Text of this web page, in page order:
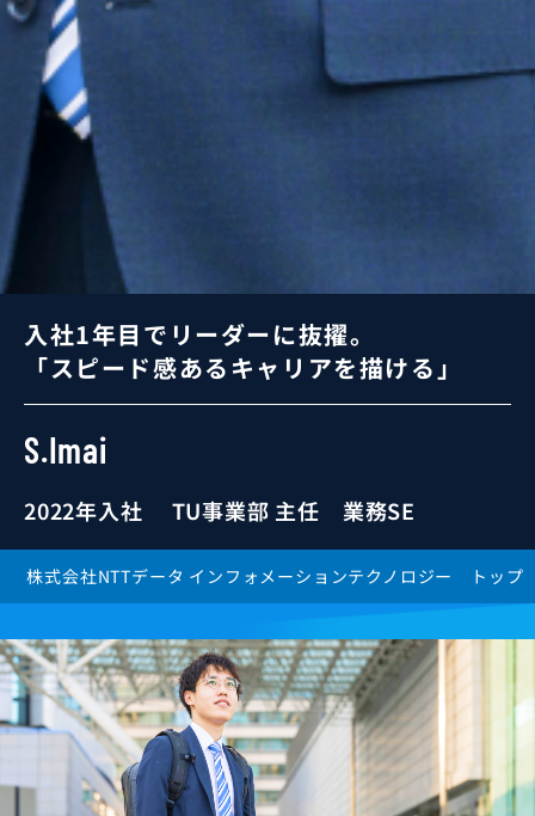
業務SE
運用SE
技術SE
プロジェクトマネージャ
入社1年目でリーダーに抜擢。
「スピード感あるキャリアを描ける」
S.Imai
2022年入社 TU事業部 主任 業務SE
株式会社NTTデータ インフォメーションテクノロジー トップ